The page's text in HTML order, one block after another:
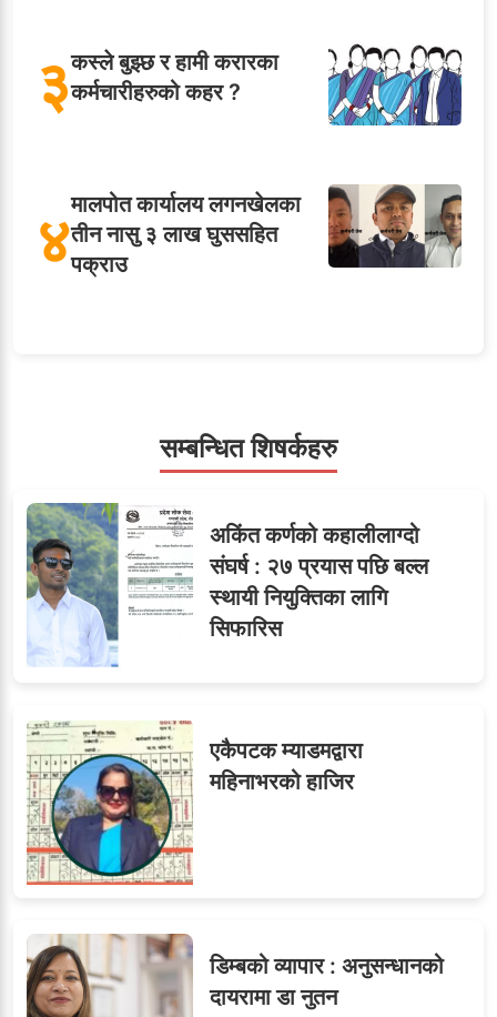
३कस्ले बुझ्छ र हामी करारका
कर्मचारीहरुको कहर ?
४मालपोत कार्यालय लगनखेलका
तीन नासु ३ लाख घुससहित
पक्राउ
६सहसचिवमा प्रथम भएका
विजयकुमार शर्माको लोकसेवा
टिप्स
७
८ जुनियरलाई दोहोरो जिम्मेवारी,
मन्त्रालयभित्र असन्तुष्टि
ओएनएमका नाममा अत्याचार :
सब–इन्जिनियरहरुको गम्भीर
सम्बन्धित शिषर्कहरु
अकिंत कर्णको कहालीलाग्दो
संघर्ष : २७ प्रयास पछि बल्ल
स्थायी नियुक्तिका लागि
सिफारिस
एकैपटक म्याडमद्वारा
महिनाभरको हाजिर
डिम्बको व्यापार : अनुसन्धानको
दायरामा डा नुतन